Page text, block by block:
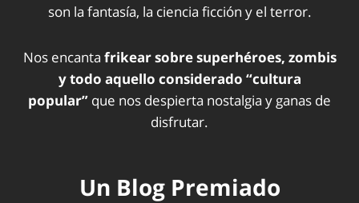
son la fantasía, la ciencia ficción y el terror.
Nos encanta frikear sobre superhéroes, zombis
y todo aquello considerado “cultura
popular” que nos despierta nostalgia y ganas de
disfrutar.
Un Blog Premiado